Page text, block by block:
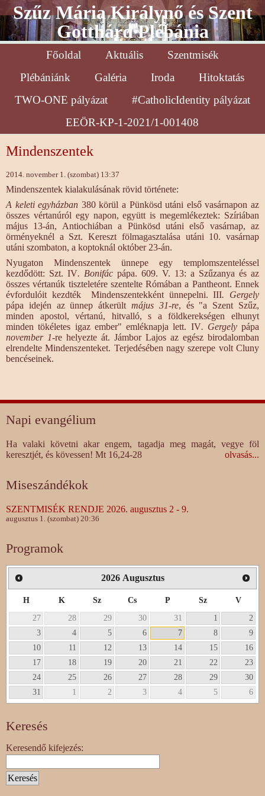
Szűz Mária Királynő és Szent
Gotthárd Plébánia
Főoldal Aktuális
Szentmisék
Plébániánk
Galéria Iroda
Hitoktatás
TWO-ONE pályázat
#CatholicIdentity pályázat
EEÖR-KP-1-2021/1-001408
Mindenszentek
2014. november 1. (szombat) 13:37
Mindenszentek kialakulásának rövid története:
A keleti egyházban 380 körül a Pünkösd utáni első vasárnapon az
összes vértanúról egy napon, együtt is megemlékeztek: Szíriában
május 13-án, Antiochiában a Pünkösd utáni első vasárnap, az
örményeknél a Szt. Kereszt fölmagasztalása utáni 10. vasárnap
utáni szombaton, a koptoknál október 23-án.
Nyugaton Mindenszentek ünnepe egy templomszenteléssel
kezdődött: Szt. IV. Bonifác pápa. 609. V. 13: a Szűzanya és az
összes vértanúk tiszteletére szentelte Rómában a Pantheont. Ennek
évfordulóit kezdték Mindenszentekként ünnepelni. III. Gergely
pápa idején az ünnep átkerült május 31-re, és "a Szent Szűz,
minden apostol, vértanú, hitvalló, s a földkerekségen elhunyt
minden tökéletes igaz ember" emléknapja lett. IV. Gergelypápa
november 1-re helyezte át. Jámbor Lajos az egész birodalomban
elrendelte Mindenszenteket. Terjedésében nagy szerepe volt Cluny
bencéseinek.
Napi evangélium
Ha valaki követni akar engem, tagadja meg magát, vegye föl
keresztjét, és kövessen! Mt 16,24-28
olvasás...
Miseszándékok
SZENTMISÉK RENDJE 2026. augusztus 2 - 9.
augusztus 1. (szombat) 20:36
Programok
2026 Augusztus
H K Sz Cs P Sz
V
27
28 29 30 31 1
2
3
4 5 6 7 8
9
10
11 12 13 14 15
16
17
18 19 20 21 22
23
24
25 26 27 28 29
30
31
1 2 3 4 5 6
Keresés
Keresendő kifejezés: